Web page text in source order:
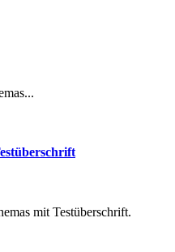
mit Testüberschrift.